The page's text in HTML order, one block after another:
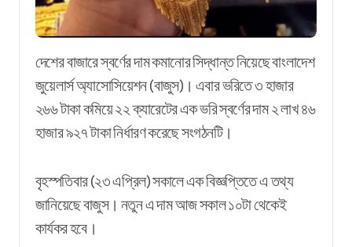
দেশের বাজারে স্বর্ণের দাম কমানোর সিদ্ধান্ত নিয়েছে বাংলাদেশ
জুয়েলার্স অ্যাসোসিয়েশন (বাজুস)। এবার ভরিতে ৩ হাজার
২৬৬ টাকা কমিয়ে ২২ ক্যারেটের এক ভরি স্বর্ণের দাম ২ লাখ ৪৬
হাজার ৯২৭ টাকা নির্ধারণ করেছে সংগঠনটি।
বৃহস্পতিবার (২৩ এপ্রিল) সকালে এক বিজ্ঞপ্তিতে এ তথ্য
জানিয়েছে বাজুস। নতুন এ দাম আজ সকাল ১০টা থেকেই
কার্যকর হবে।